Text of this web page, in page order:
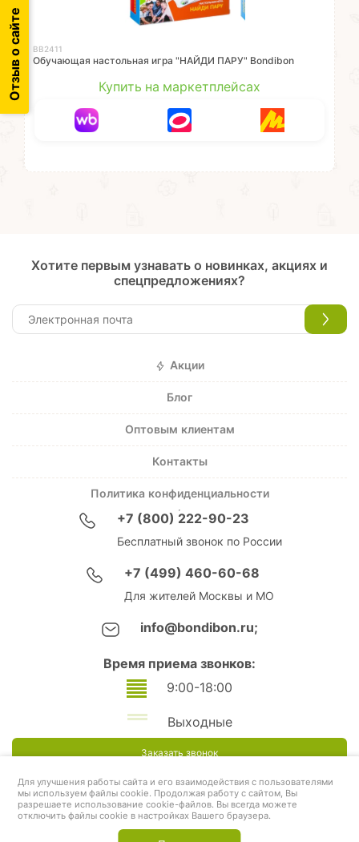
ВВ2411
Обучающая настольная игра "НАЙДИ ПАРУ" Bondibon
Купить на маркетплейсах
Отзыв о сайте
Хотите первым узнавать о новинках, акциях и
спецпредложениях?
Акции
Блог
Оптовым клиентам
Контакты
Политика конфиденциальности
+7 (800) 222-90-23
Бесплатный звонок по России
+7 (499) 460-60-68
Для жителей Москвы и МО
info@bondibon.ru;
Время приема звонков:
9:00-18:00
Выходные
Заказать звонок
Для улучшения работы сайта и его взаимодействия с пользователями
мы используем файлы cookie. Продолжая работу с сайтом, Вы
разрешаете использование cookie-файлов. Вы всегда можете
отключить файлы cookie в настройках Вашего браузера.